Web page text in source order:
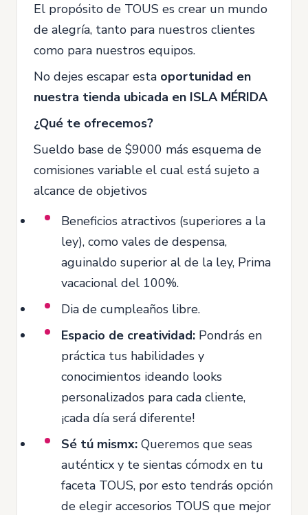
El propósito de TOUS es crear un mundo
de alegría, tanto para nuestros clientes
como para nuestros equipos.
No dejes escapar esta oportunidad en
nuestra tienda ubicada en ISLA MÉRIDA
¿Qué te ofrecemos?
Sueldo base de $9000 más esquema de
comisiones variable el cual está sujeto a
alcance de objetivos
Beneficios atractivos (superiores a la
ley), como vales de despensa,
aguinaldo superior al de la ley, Prima
vacacional del 100%.
Dia de cumpleaños libre.
Espacio de creatividad: Pondrás en
práctica tus habilidades y
conocimientos ideando looks
personalizados para cada cliente,
¡cada día será diferente!
Sé tú mismx: Queremos que seas
auténticx y te sientas cómodx en tu
faceta TOUS, por esto tendrás opción
de elegir accesorios TOUS que mejor